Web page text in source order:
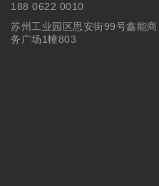
188 0622 0010
苏州工业园区思安街99号鑫能商
务广场1幢803